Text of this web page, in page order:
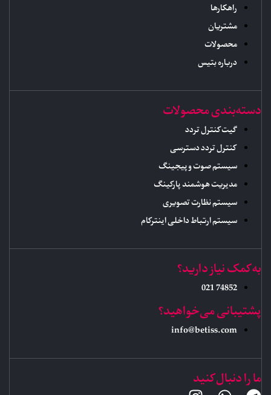
راهکارها
مشتریان
محصولات
درباره بتیس
دسته‌بندی محصولات
گیت کنترل تردد
کنترل تردد دسترسی
سیستم صوت و پیجینگ
مدیریت هوشمند پارکینگ
سیستم نظارت تصویری
سیستم ارتباط داخلی اینترکام
به کمک نیاز دارید؟
74852 021
پشتیبانی می‌خواهید؟
info@betiss.com
ما را دنبال کنید